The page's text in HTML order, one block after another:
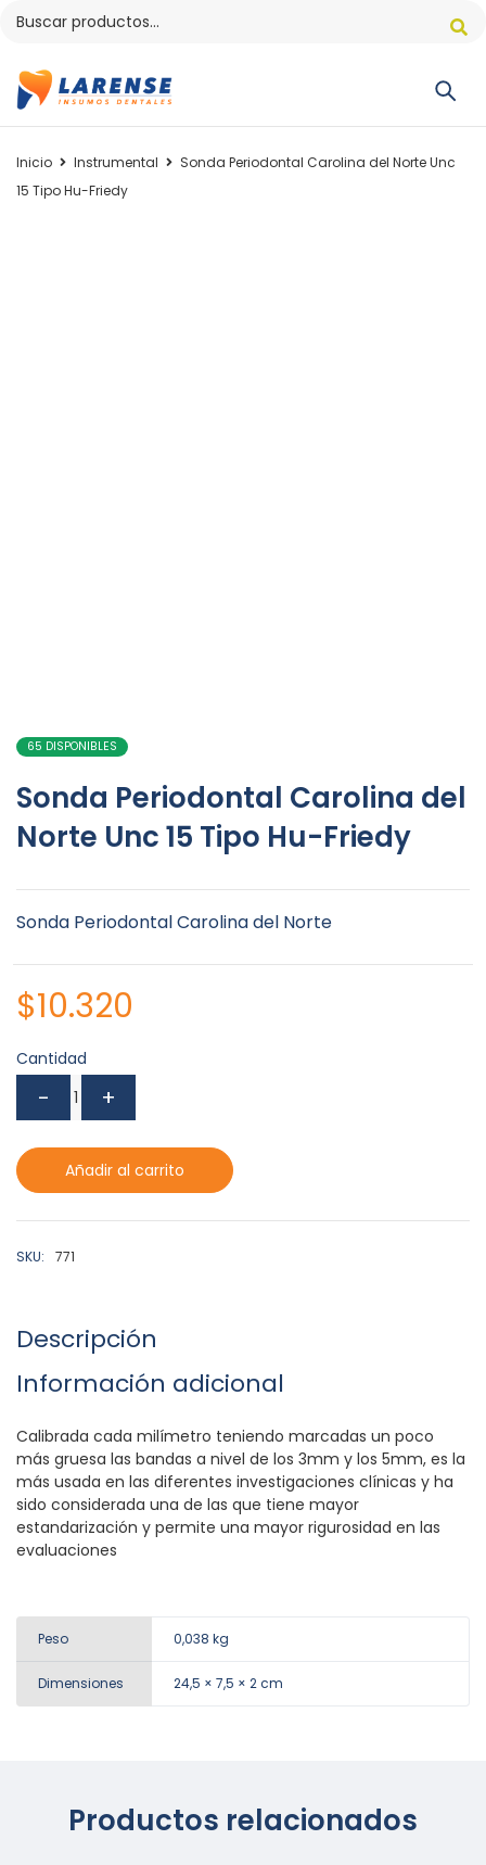
Inicio Instrumental
Sonda Periodontal Carolina del Norte Unc
15 Tipo Hu-Friedy
65 DISPONIBLES
Sonda Periodontal Carolina del
Norte Unc 15 Tipo Hu-Friedy
Sonda Periodontal Carolina del Norte
$10.320
Cantidad
Añadir al carrito
SKU: 771
Descripción
Información adicional
Calibrada cada milímetro teniendo marcadas un poco
más gruesa las bandas a nivel de los 3mm y los 5mm, es la
más usada en las diferentes investigaciones clínicas y ha
sido considerada una de las que tiene mayor
estandarización y permite una mayor rigurosidad en las
evaluaciones
Peso 0,038 kg
Dimensiones 24,5 × 7,5 × 2 cm
Productos relacionados